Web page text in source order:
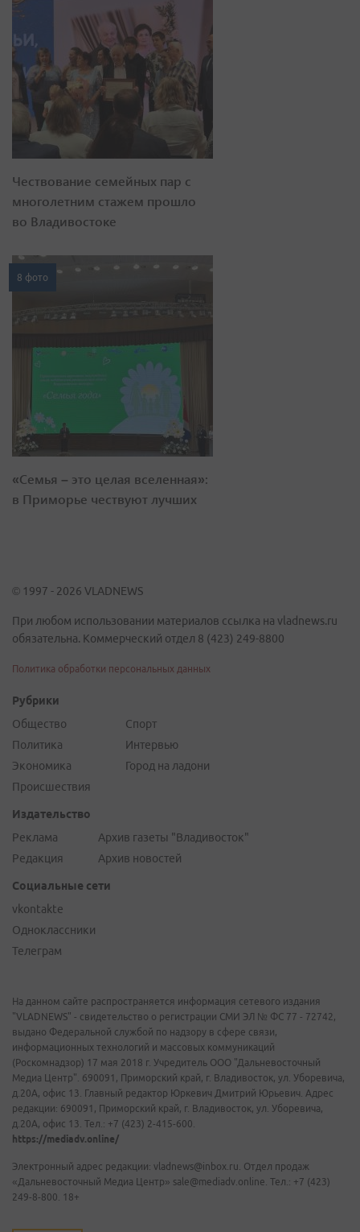
Чествование семейных пар с
многолетним стажем прошло
во Владивостоке
8 фото
«Семья – это целая вселенная»:
в Приморье чествуют лучших
© 1997 - 2026 VLADNEWS
При любом использовании материалов ссылка на vladnews.ru
обязательна. Коммерческий отдел 8 (423) 249-8800
Политика обработки персональных данных
Рубрики
Общество
Политика
Экономика
Происшествия
Спорт
Интервью
Город на ладони
Издательство
Реклама
Редакция
Архив газеты "Владивосток"
Архив новостей
Социальные сети
vkontakte
Одноклассники
Телеграм
На данном сайте распространяется информация сетевого издания
"VLADNEWS" - свидетельство о регистрации СМИ ЭЛ № ФС 77 - 72742,
выдано Федеральной службой по надзору в сфере связи,
информационных технологий и массовых коммуникаций
(Роскомнадзор) 17 мая 2018 г. Учредитель ООО "Дальневосточный
Медиа Центр". 690091, Приморский край, г. Владивосток, ул. Уборевича,
д.20А, офис 13. Главный редактор Юркевич Дмитрий Юрьевич. Адрес
редакции: 690091, Приморский край, г. Владивосток, ул. Уборевича,
д.20А, офис 13. Тел.: +7 (423) 2-415-600.
https://mediadv.online/
Электронный адрес редакции: vladnews@inbox.ru. Отдел продаж
«Дальневосточный Медиа Центр» sale@mediadv.online. Тел.: +7 (423)
249-8-800. 18+